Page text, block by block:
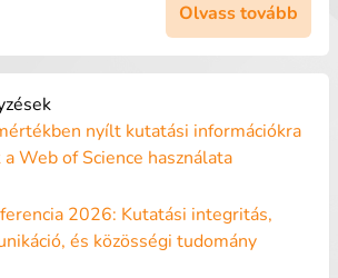
Olvass tovább
nyílt kutatási információkra
Web of Science használata
2026: Kutatási integritás,
és közösségi tudomány